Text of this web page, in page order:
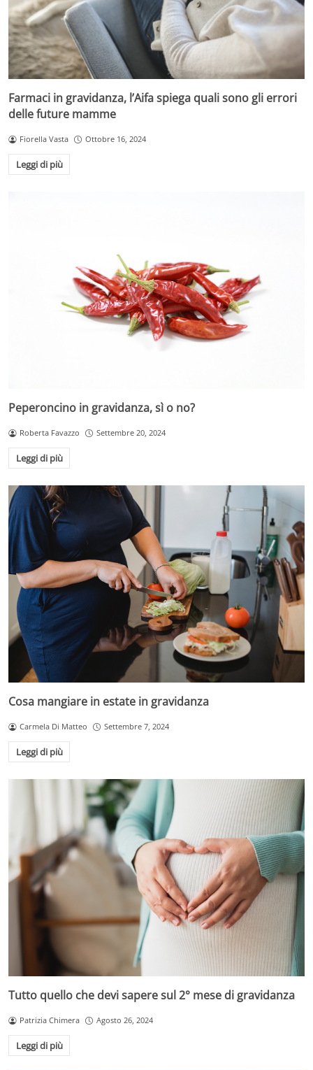
Farmaci in gravidanza, l’Aifa spiega quali sono gli errori
delle future mamme
Fiorella Vasta Ottobre 16, 2024
Leggi di più
Peperoncino in gravidanza, sì o no?
Roberta Favazzo Settembre 20, 2024
Leggi di più
Cosa mangiare in estate in gravidanza
Carmela Di Matteo Settembre 7, 2024
Leggi di più
Tutto quello che devi sapere sul 2° mese di gravidanza
Patrizia Chimera Agosto 26, 2024
Leggi di più